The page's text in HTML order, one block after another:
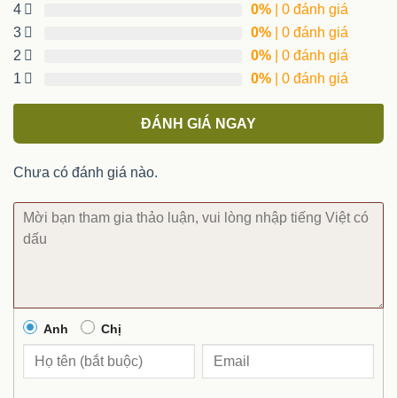
4
0% | 0 đánh giá
3
0% | 0 đánh giá
2
0% | 0 đánh giá
1
0% | 0 đánh giá
ĐÁNH GIÁ NGAY
Chưa có đánh giá nào.
Anh Chị